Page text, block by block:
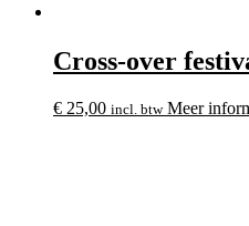
Cross-over
€ 25,00 incl. btw Meer